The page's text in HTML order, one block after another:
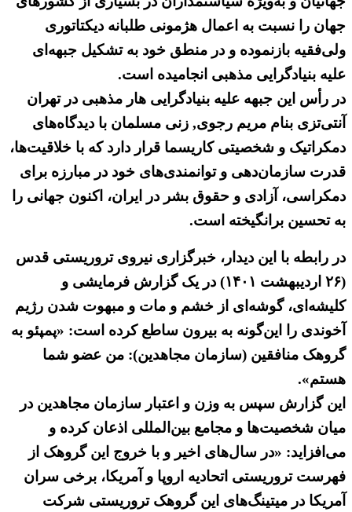
جهان را نسبت به اعمال هژمونی طلبانه دیکتاتوری
ولی‌فقیه بازنموده و در منطق خود به تشکیل جبهه‌ای
علیه بنیادگرایی مذهبی انجامیده است.
در رأس این جبهه علیه بنیادگرایی هار مذهبی در تهران
آنتی‌تزی بنام مریم رجوی, زنی مسلمان با دیدگاه‌های
دمکراتیک و شخصیتی کاریسما قرار دارد که با خلاقیت‌ها،
قدرت سازمان‌دهی و توانمندی‌های خود در مبارزه برای
دمکراسی، آزادی و حقوق بشر در ایران، اکنون جهانی را
به تحسین برانگیخته است.
در رابطه با این دیدار، خبرگزاری نیروی تروریستی قدس
(۲۶ اردیبهشت ۱۴۰۱) در یک گزارش فرمایشی و
کلیشه‌ای، گوشه‌ای از خشم و مات و مبهوت شدن رژیم
آخوندی را این‌گونه به بیرون ساطع کرده است: «پمپئو به
گروهک منافقین (سازمان مجاهدین): من عضو شما
هستم».
این گزارش سپس به وزن و اعتبار سازمان مجاهدین در
میان شخصیت‌ها و مجامع بین‌المللی اذعان کرده و
می‌افزاید: «در سال‌های اخیر و با خروج این گروهک از
فهرست تروریستی اتحادیه اروپا و آمریکا، برخی سران
آمریکا در میتینگ‌های این گروهک تروریستی شرکت